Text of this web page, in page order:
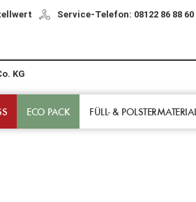
Service-Telefon: 08122 86 88 60
KG
ECO PACK FÜLL- & POLSTER­MATERIAL